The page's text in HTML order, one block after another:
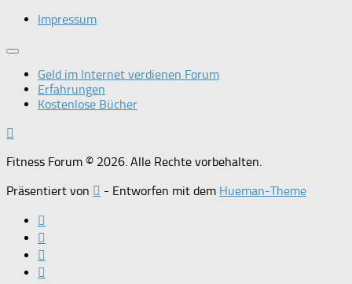
Impressum
Geld im Internet verdienen Forum
Erfahrungen
Kostenlose Bücher
Fitness Forum © 2026. Alle Rechte vorbehalten.
Präsentiert von
- Entworfen mit dem Hueman-Theme